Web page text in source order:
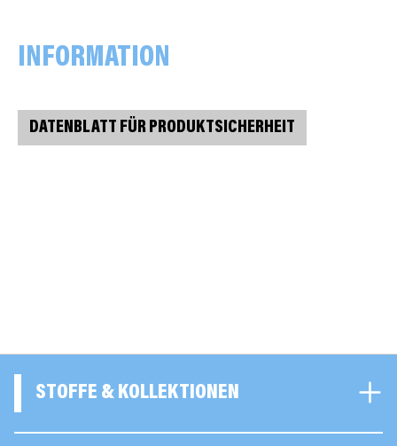
INFORMATION
DATENBLATT FÜR PRODUKTSICHERHEIT
STOFFE & KOLLEKTIONEN